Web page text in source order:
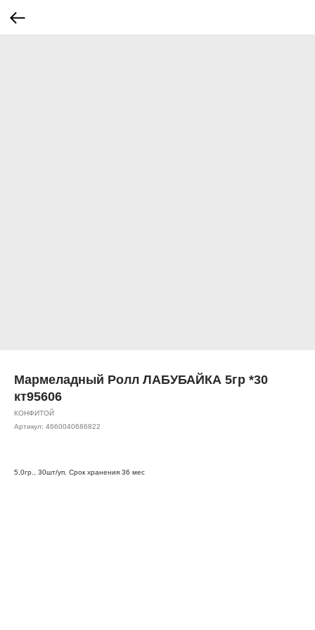
Мармеладный Ролл ЛАБУБАЙКА 5гр *30
кт95606
КОНФИТОЙ
Артикул: 4660040686822
5,0гр., 30шт/уп. Срок хранения 36 мес